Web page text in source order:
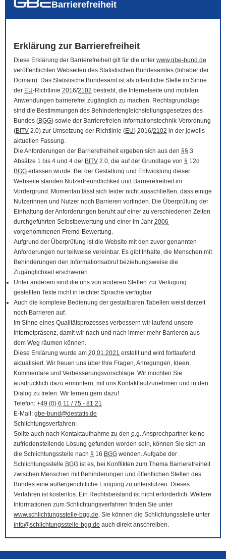
auch in allen Texten suchen (Volltextsuche)
Barrierefreiheit
Erklärung zur Barrierefreiheit
Diese Erklärung der Barrierefreiheit gilt für die unter www.gbe-bund.de
veröffentlichten Webseiten des Statistischen Bundesamtes (Inhaber der
Domain). Das Statistische Bundesamt ist als öffentliche Stelle im Sinne
der EU-Richtlinie 2016/2102 bestrebt, die Internetseite und mobilen
Anwendungen barrierefrei zugänglich zu machen. Rechtsgrundlage
sind die Bestimmungen des Behindertengleichstellungsgesetzes des
Bundes (BGG) sowie der Barrierefreien-Informationstechnik-Verordnung
(BITV 2.0) zur Umsetzung der Richtlinie (EU) 2016/2102 in der jeweils
aktuellen Fassung.
Die Anforderungen der Barrierefreiheit ergeben sich aus den §§ 3
Absätze 1 bis 4 und 4 der BITV 2.0, die auf der Grundlage von § 12d
BGG erlassen wurde. Bei der Gestaltung und Entwicklung dieser
Webseite standen Nutzerfreundlichkeit und Barrierefreiheit im
Vordergrund. Momentan lässt sich leider nicht ausschließen, dass einige
Nutzerinnen und Nutzer noch Barrieren vorfinden. Die Überprüfung der
Einhaltung der Anforderungen beruht auf einer zu verschiedenen Zeiten
durchgeführten Selbstbewertung und einer im Jahr 2006
vorgenommenen Fremd-Bewertung.
Aufgrund der Überprüfung ist die Website mit den zuvor genannten
Anforderungen nur teilweise vereinbar. Es gibt Inhalte, die Menschen mit
Behinderungen den Informationsabruf beziehungsweise die
Zugänglichkeit erschweren.
Unter anderem sind die uns von anderen Stellen zur Verfügung
gestellten Texte nicht in leichter Sprache verfügbar.
Auch die komplexe Bedienung der gestaltbaren Tabellen weist derzeit
noch Barrieren auf.
Im Sinne eines Qualitätsprozesses verbessern wir laufend unsere
Internetpräsenz, damit wir nach und nach immer mehr Barrieren aus
dem Weg räumen können.
Diese Erklärung wurde am 20.01.2021 erstellt und wird fortlaufend
aktualisiert. Wir freuen uns über Ihre Fragen, Anregungen, Ideen,
Kommentare und Verbesserungsvorschläge. Wir möchten Sie
ausdrücklich dazu ermuntern, mit uns Kontakt aufzunehmen und in den
Dialog zu treten. Wir lernen gern dazu!
Telefon: +49 (0) 6 11 / 75 - 81 21
E-Mail : gbe-bund@destatis.de
Schlichtungsverfahren:
Sollte auch nach Kontaktaufnahme zu den o.g.Ansprechpartner keine
zufriedenstellende Lösung gefunden worden sein, können Sie sich an
die Schlichtungsstelle nach § 16 BGG wenden. Aufgabe der
Schlichtungsstelle BGG ist es, bei Konflikten zum Thema Barrierefreiheit
zwischen Menschen mit Behinderungen und öffentlichen Stellen des
Bundes eine außergerichtliche Einigung zu unterstützen. Dieses
Verfahren ist kostenlos. Ein Rechtsbeistand ist nicht erforderlich. Weitere
Informationen zum Schlichtungsverfahren finden Sie unter
www.schlichtungsstelle-bgg.de. Sie können die Schlichtungsstelle unter
info@schlichtungsstelle-bgg.de auch direkt anschreiben.